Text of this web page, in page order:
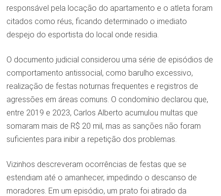
responsável pela locação do apartamento e o atleta foram
citados como réus, ficando determinado o imediato
despejo do esportista do local onde residia.
O documento judicial considerou uma série de episódios de
comportamento antissocial, como barulho excessivo,
realização de festas noturnas frequentes e registros de
agressões em áreas comuns. O condomínio declarou que,
entre 2019 e 2023, Carlos Alberto acumulou multas que
somaram mais de R$ 20 mil, mas as sanções não foram
suficientes para inibir a repetição dos problemas.
Vizinhos descreveram ocorrências de festas que se
estendiam até o amanhecer, impedindo o descanso de
moradores. Em um episódio, um prato foi atirado da